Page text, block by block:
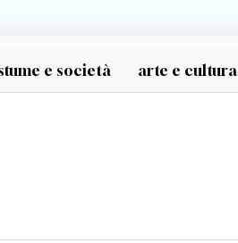
e società arte e cultura